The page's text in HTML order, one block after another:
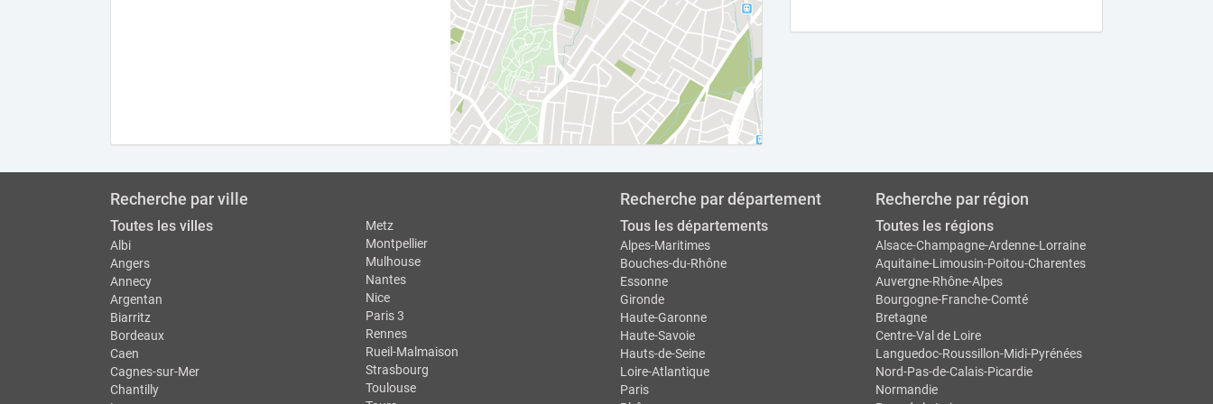
Recherche par ville
Toutes les villes
Albi
Angers
Annecy
Argentan
Biarritz
Bordeaux
Caen
Cagnes-sur-Mer
Chantilly
Metz
Montpellier
Mulhouse
Nantes
Nice
Paris 3
Rennes
Rueil-Malmaison
Strasbourg
Toulouse
Recherche par département
Tous les départements
Alpes-Maritimes
Bouches-du-Rhône
Essonne
Gironde
Haute-Garonne
Haute-Savoie
Hauts-de-Seine
Loire-Atlantique
Paris
Recherche par région
Toutes les régions
Alsace-Champagne-Ardenne-Lorraine
Aquitaine-Limousin-Poitou-Charentes
Auvergne-Rhône-Alpes
Bourgogne-Franche-Comté
Bretagne
Centre-Val de Loire
Languedoc-Roussillon-Midi-Pyrénées
Nord-Pas-de-Calais-Picardie
Normandie